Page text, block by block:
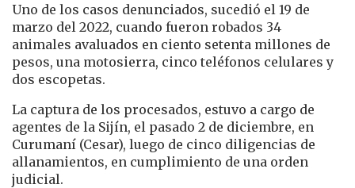
Uno de los casos denunciados, sucedió el 19 de
marzo del 2022, cuando fueron robados 34
animales avaluados en ciento setenta millones de
pesos, una motosierra, cinco teléfonos celulares y
dos escopetas.
La captura de los procesados, estuvo a cargo de
agentes de la Sijín, el pasado 2 de diciembre, en
Curumaní (Cesar), luego de cinco diligencias de
allanamientos, en cumplimiento de una orden
judicial.